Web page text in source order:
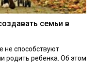
семьи в
не способствуют
родить ребенка. Об этом